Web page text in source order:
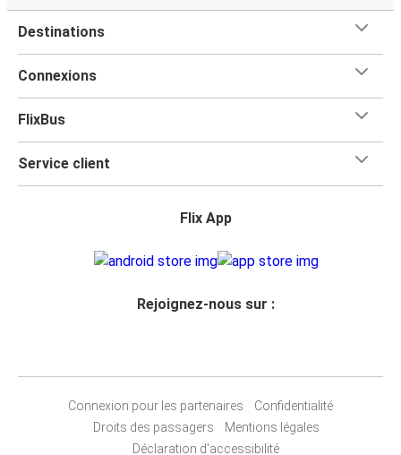
Destinations
Connexions
FlixBus
Service client
Flix App
Rejoignez-nous sur :
Connexion pour les partenaires
Confidentialité
Droits des passagers
Mentions légales
Déclaration d'accessibilité